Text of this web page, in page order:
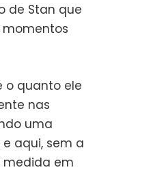
de Stan que
momentos
o quanto ele
nas
uma
aqui, sem a
medida em